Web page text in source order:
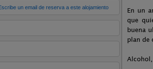
En un
que
buena
plan de